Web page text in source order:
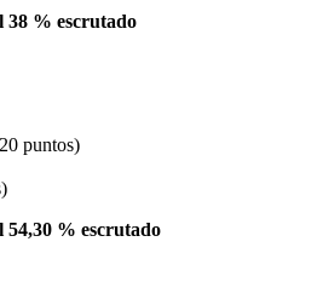
38 % escrutado
puntos)
54,30 % escrutado